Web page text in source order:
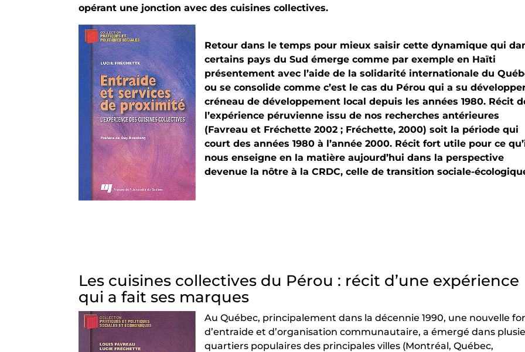
opérant une jonction avec des cuisines collectives.
Retour dans le temps pour mieux saisir cette dynamique qui
certains pays du Sud émerge comme par exemple en Haïti
présentement avec l’aide de la solidarité internationale du
ou se consolide comme c’est le cas du Pérou qui a su
créneau de développement local depuis les années 1980. Récit
l’expérience péruvienne issu de nos recherches antérieures
(Favreau et Fréchette 2002 ; Fréchette, 2000) soit la période qui
court des années 1980 à l’année 2000. Récit fort utile pour ce
nous enseigne en la matière aujourd’hui dans la perspective
devenue la nôtre à la CRDC, celle de transition sociale-
Les cuisines collectives du Pérou : récit d’une expérience
qui a fait ses marques
Au Québec, principalement dans la décennie 1990, une nouvelle
d’entraide et d’organisation communautaire, a émergé dans
quartiers populaires des principales villes (Montréal, Québec,